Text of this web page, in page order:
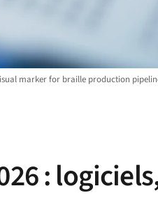
marker for braille production
: